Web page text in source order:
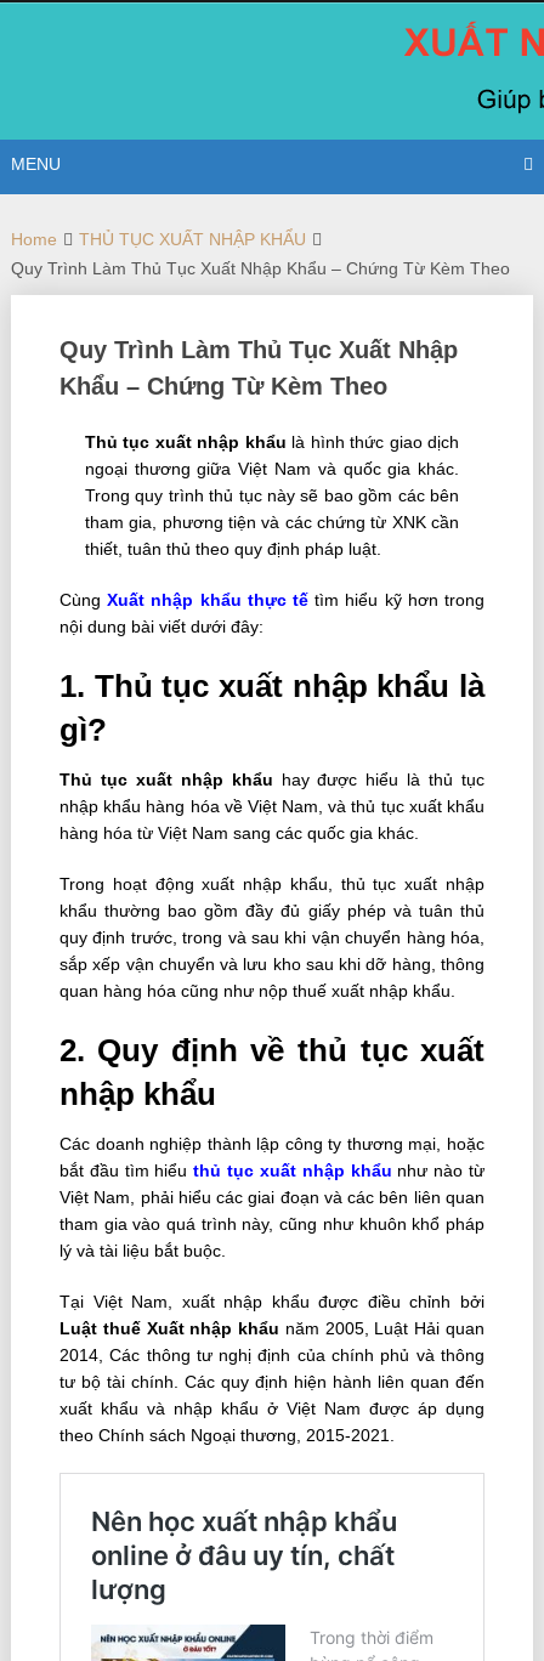
MENU
Home
THỦ TỤC XUẤT NHẬP KHẨU
Quy Trình Làm Thủ Tục Xuất Nhập Khẩu – Chứng Từ Kèm Theo
Quy Trình Làm Thủ Tục Xuất Nhập
Khẩu – Chứng Từ Kèm Theo
Thủ tục xuất nhập khẩu là hình thức giao dịch
ngoại thương giữa Việt Nam và quốc gia khác.
Trong quy trình thủ tục này sẽ bao gồm các bên
tham gia, phương tiện và các chứng từ XNK cần
thiết, tuân thủ theo quy định pháp luật.
CùngXuất nhập khẩu thực tế tìm hiểu kỹ hơn trong
nội dung bài viết dưới đây:
1. Thủ tục xuất nhập khẩu là
gì?
Thủ tục xuất nhập khẩu hay được hiểu là thủ tục
nhập khẩu hàng hóa về Việt Nam, và thủ tục xuất khẩu
hàng hóa từ Việt Nam sang các quốc gia khác.
Trong hoạt động xuất nhập khẩu, thủ tục xuất nhập
khẩu thường bao gồm đầy đủ giấy phép và tuân thủ
quy định trước, trong và sau khi vận chuyển hàng hóa,
sắp xếp vận chuyển và lưu kho sau khi dỡ hàng, thông
quan hàng hóa cũng như nộp thuế xuất nhập khẩu.
2. Quy định về thủ tục xuất
nhập khẩu
Các doanh nghiệp thành lập công ty thương mại, hoặc
bắt đầu tìm hiểuthủ tục xuất nhập khẩu như nào từ
Việt Nam, phải hiểu các giai đoạn và các bên liên quan
tham gia vào quá trình này, cũng như khuôn khổ pháp
lý và tài liệu bắt buộc.
Tại Việt Nam, xuất nhập khẩu được điều chỉnh bởi
Luật thuế Xuất nhập khẩu năm 2005, Luật Hải quan
2014, Các thông tư nghị định của chính phủ và thông
tư bộ tài chính. Các quy định hiện hành liên quan đến
xuất khẩu và nhập khẩu ở Việt Nam được áp dụng
theo Chính sách Ngoại thương, 2015-2021.